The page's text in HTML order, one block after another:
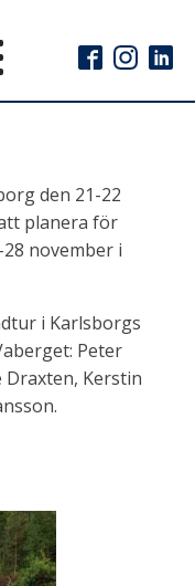
den 21-22
planera för
november i
i Karlsborgs
Peter
Draxten, Kerstin